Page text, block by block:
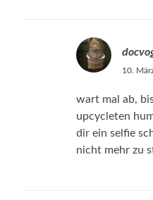
10.
wart mal ab,
upcycleten
dir ein selfie
nicht mehr zu